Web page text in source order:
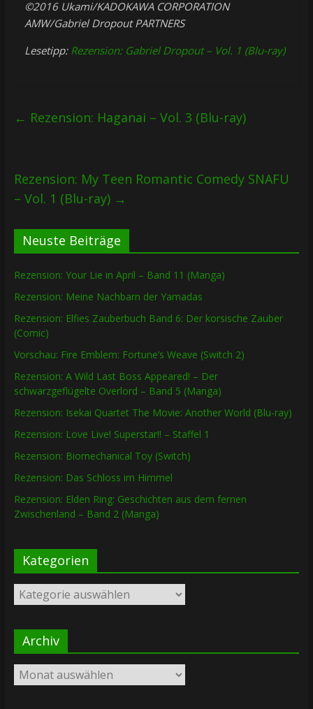
©2016 Ukami/KADOKAWA CORPORATION
AMW/Gabriel Dropout PARTNERS
Lesetipp: Rezension: Gabriel Dropout – Vol. 1 (Blu-ray)
← Rezension: Haganai – Vol. 3 (Blu-ray)
Rezension: My Teen Romantic Comedy SNAFU
– Vol. 1 (Blu-ray) →
Neuste Beiträge
Rezension: Your Lie in April – Band 11 (Manga)
Rezension: Meine Nachbarn der Yamadas
Rezension: Elfies Zauberbuch Band 6: Der korsische Zauber
(Comic)
Vorschau: Fire Emblem: Fortune’s Weave (Switch 2)
Rezension: A Wild Last Boss Appeared! – Der
schwarzgeflügelte Overlord – Band 5 (Manga)
Rezension: Isekai Quartet The Movie: Another World (Blu-ray)
Rezension: Love Live! Superstar!! – Staffel 1
Rezension: Biomechanical Toy (Switch)
Rezension: Das Schloss im Himmel
Rezension: Elden Ring: Geschichten aus dem fernen
Zwischenland – Band 2 (Manga)
Kategorien
Kategorien
Archiv
Archiv